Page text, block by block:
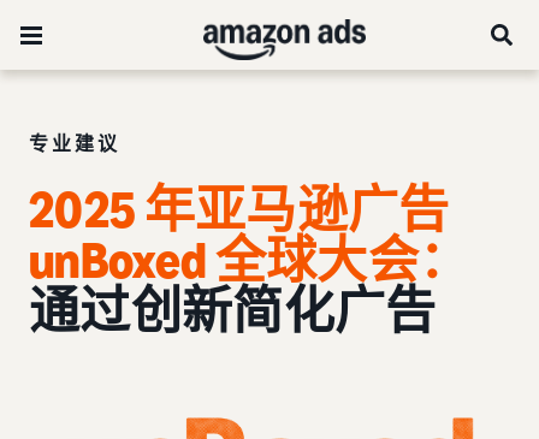
专业建议
2025 年亚马逊广告
unBoxed 全球大会：
通过创新简化广告